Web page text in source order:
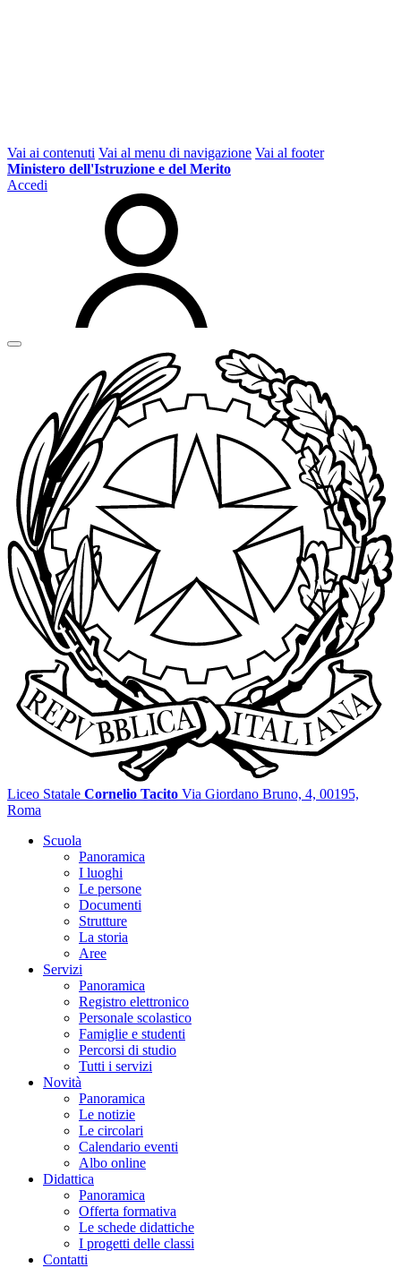
Vai ai contenuti Vai al menu di navigazione Vai al footer
Ministero dell'Istruzione e del Merito
Accedi
Liceo Statale Cornelio Tacito Via Giordano Bruno, 4, 00195,
Roma
Scuola
Panoramica
I luoghi
Le persone
Documenti
Strutture
La storia
Aree
Servizi
Panoramica
Registro elettronico
Personale scolastico
Famiglie e studenti
Percorsi di studio
Tutti i servizi
Novità
Panoramica
Le notizie
Le circolari
Calendario eventi
Albo online
Didattica
Panoramica
Offerta formativa
Le schede didattiche
I progetti delle classi
Contatti